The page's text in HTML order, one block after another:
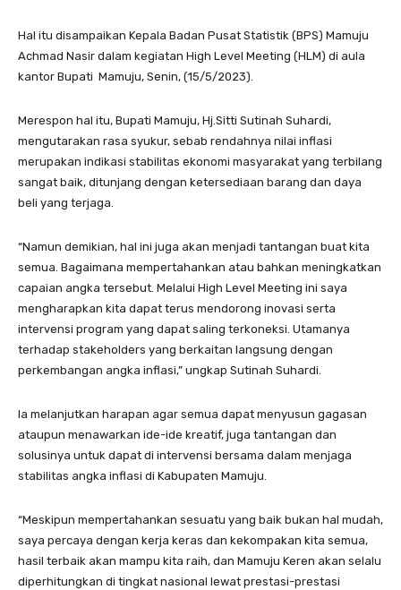
Hal itu disampaikan Kepala Badan Pusat Statistik (BPS) Mamuju
Achmad Nasir dalam kegiatan High Level Meeting (HLM) di aula
kantor Bupati Mamuju, Senin, (15/5/2023).
Merespon hal itu, Bupati Mamuju, Hj.Sitti Sutinah Suhardi,
mengutarakan rasa syukur, sebab rendahnya nilai inflasi
merupakan indikasi stabilitas ekonomi masyarakat yang terbilang
sangat baik, ditunjang dengan ketersediaan barang dan daya
beli yang terjaga.
“Namun demikian, hal ini juga akan menjadi tantangan buat kita
semua. Bagaimana mempertahankan atau bahkan meningkatkan
capaian angka tersebut. Melalui High Level Meeting ini saya
mengharapkan kita dapat terus mendorong inovasi serta
intervensi program yang dapat saling terkoneksi. Utamanya
terhadap stakeholders yang berkaitan langsung dengan
perkembangan angka inflasi,” ungkap Sutinah Suhardi.
Ia melanjutkan harapan agar semua dapat menyusun gagasan
ataupun menawarkan ide-ide kreatif, juga tantangan dan
solusinya untuk dapat di intervensi bersama dalam menjaga
stabilitas angka inflasi di Kabupaten Mamuju.
“Meskipun mempertahankan sesuatu yang baik bukan hal mudah,
saya percaya dengan kerja keras dan kekompakan kita semua,
hasil terbaik akan mampu kita raih, dan Mamuju Keren akan selalu
diperhitungkan di tingkat nasional lewat prestasi-prestasi